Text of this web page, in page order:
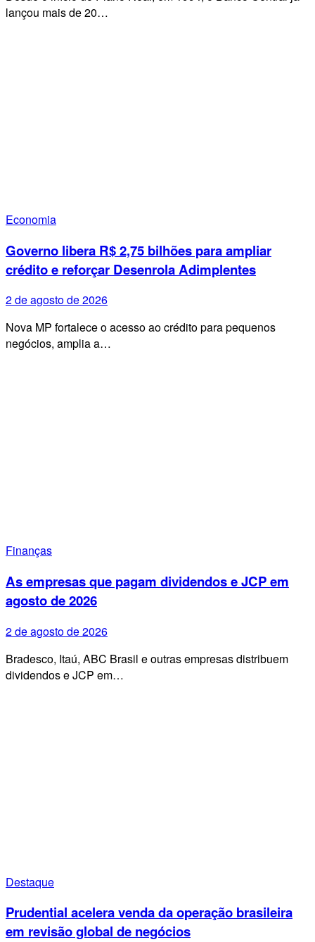
lançou mais de 20…
Economia
Governo libera R$ 2,75 bilhões para ampliar
crédito e reforçar Desenrola Adimplentes
2 de agosto de 2026
Nova MP fortalece o acesso ao crédito para pequenos
negócios, amplia a…
Finanças
As empresas que pagam dividendos e JCP em
agosto de 2026
2 de agosto de 2026
Bradesco, Itaú, ABC Brasil e outras empresas distribuem
dividendos e JCP em…
Destaque
Prudential acelera venda da operação brasileira
em revisão global de negócios